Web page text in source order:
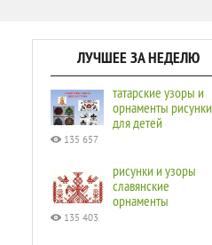
ЛУЧШЕЕ ЗА НЕДЕЛЮ
татарские узоры и
орнаменты рисунки
для детей
135 657
рисунки и узоры
славянские
орнаменты
135 403